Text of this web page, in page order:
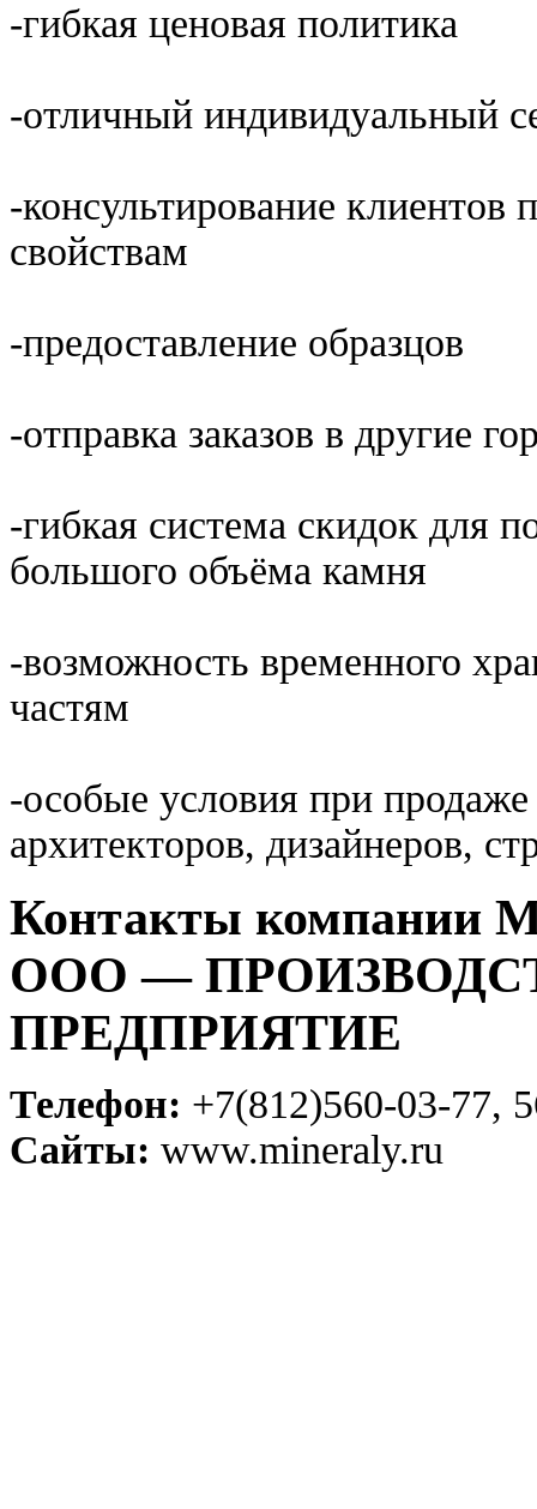
-гибкая ценовая политика
-отличный индивидуальный
-консультирование
свойствам
-предоставление образцов
-отправка заказов в другие
-гибкая система скидок для
большого объёма камня
-возможность временного
частям
-особые условия при
архитекторов, дизайнеров,
Контакты
ООО —
ПРЕДПРИЯТИЕ
Телефон: +7(812)560-03-77,
Сайты: www.mineraly.ru